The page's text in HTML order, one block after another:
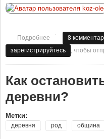
Подробнее о Старики -
8
зарегистрируйтесь
, чтобы
Как
деревни?
Метки:
деревня род община